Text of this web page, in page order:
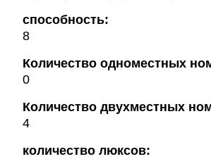
способность:
8
Количество одноместных
0
Количество двухместных
4
количество люксов: